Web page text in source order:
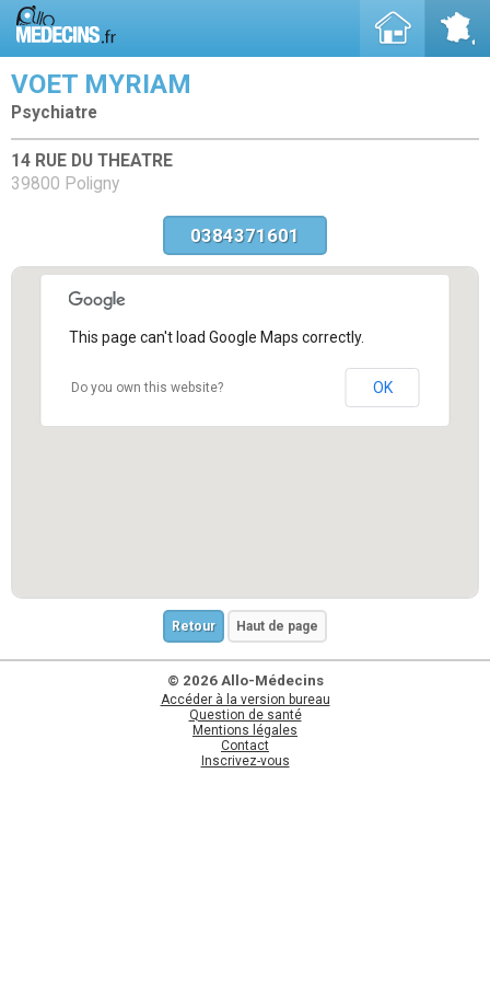
VOET MYRIAM
Psychiatre
14 RUE DU THEATRE
39800 Poligny
0384371601
This page can't load Google Maps correctly.
Do you own this website? OK
Retour Haut de page
© 2026 Allo-Médecins
Accéder à la version bureau
Question de santé
Mentions légales
Contact
Inscrivez-vous